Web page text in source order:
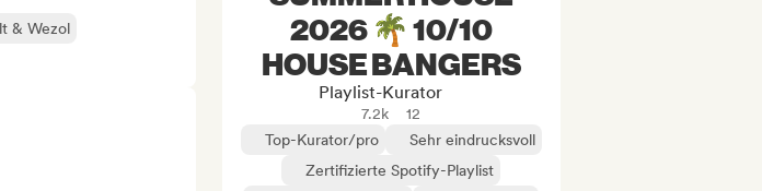
& Wezol
2026 🌴 10/10
HOUSE BANGERS
Playlist-Kurator
7.2k
12
Top-Kurator/pro
Sehr eindrucksvoll
Zertifizierte Spotify-Playlist